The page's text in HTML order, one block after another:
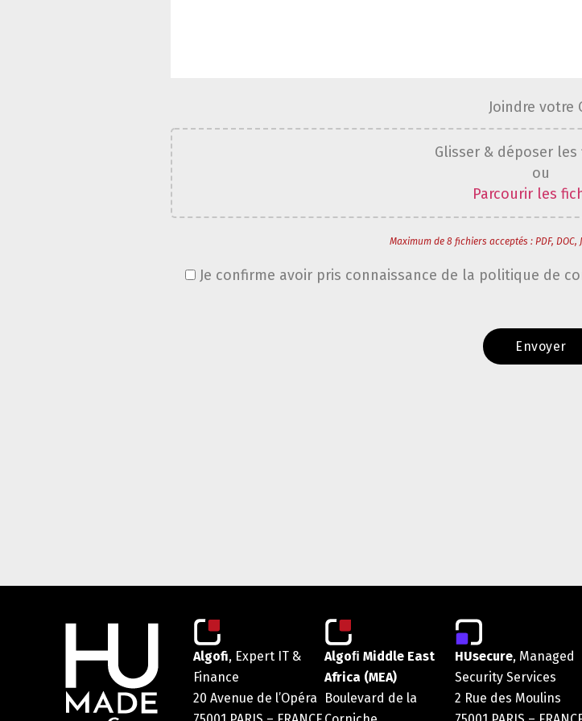
Joindre votre
Glisser & déposer les
ou
Parcourir les
Maximum de 8 fichiers acceptés : PDF, DOC,
Je confirme avoir pris connaissance de la politique de
Algofi, Expert IT &
Finance
20 Avenue de l’Opéra
Algoﬁ Middle East
Africa (MEA)
Boulevard de la
HUsecure, Managed
Security Services
2 Rue des Moulins